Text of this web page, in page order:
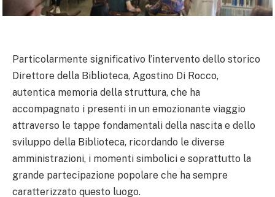
Particolarmente significativo l’intervento dello storico
Direttore della Biblioteca, Agostino Di Rocco,
autentica memoria della struttura, che ha
accompagnato i presenti in un emozionante viaggio
attraverso le tappe fondamentali della nascita e dello
sviluppo della Biblioteca, ricordando le diverse
amministrazioni, i momenti simbolici e soprattutto la
grande partecipazione popolare che ha sempre
caratterizzato questo luogo.